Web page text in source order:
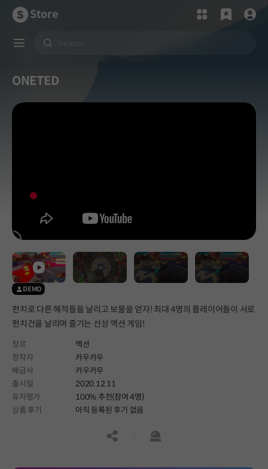
Store
ONETED
DEMO
펀치로 다른 해적들을 날리고 보물을 얻자! 최대 4명의 플레이어들이 서로
펀치건을 날리며 즐기는 선상 액션 게임!
장르
액션
창작자
카우카우
배급사
카우카우
출시일
2020.12.11
유저평가
100% 추천(참여 4명)
상품 후기
아직 등록된 후기 없음
공유하기신고하기